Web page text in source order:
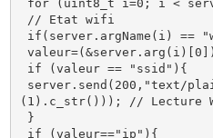
(1).c_str())); // Lecture